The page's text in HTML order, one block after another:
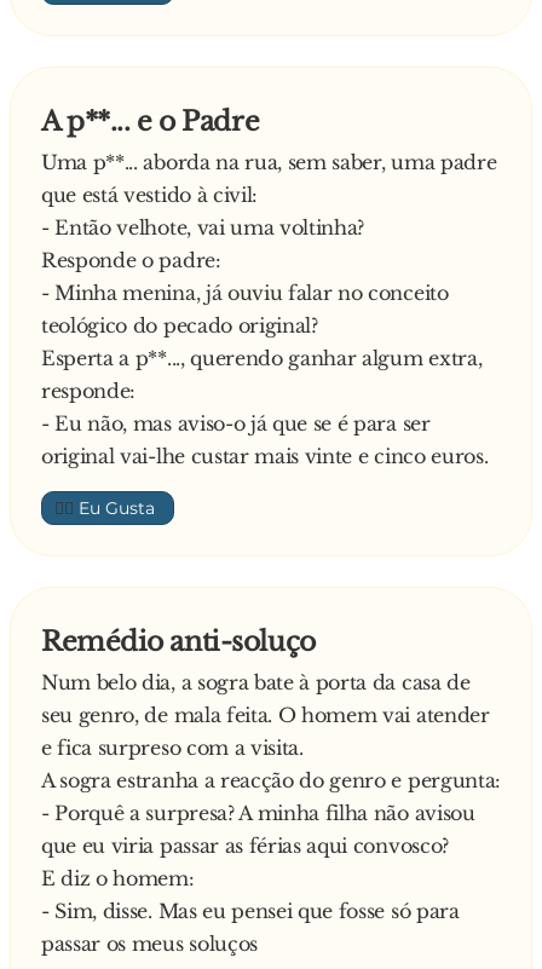
A p**... e o Padre
Uma p**... aborda na rua, sem saber, uma padre
que está vestido à civil:
- Então velhote, vai uma voltinha?
Responde o padre:
- Minha menina, já ouviu falar no conceito
teológico do pecado original?
Esperta a p**..., querendo ganhar algum extra,
responde:
- Eu não, mas aviso-o já que se é para ser
original vai-lhe custar mais vinte e cinco euros.
👍🏼
Remédio anti-soluço
Num belo dia, a sogra bate à porta da casa de
seu genro, de mala feita. O homem vai atender
e fica surpreso com a visita.
A sogra estranha a reacção do genro e pergunta:
- Porquê a surpresa? A minha filha não avisou
que eu viria passar as férias aqui convosco?
E diz o homem:
- Sim, disse. Mas eu pensei que fosse só para
passar os meus soluços